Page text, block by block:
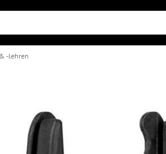
-lehren